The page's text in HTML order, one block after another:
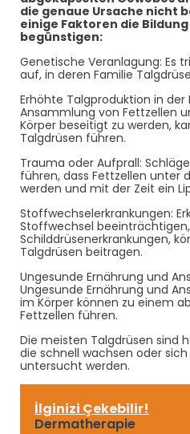
die genaue Ursache nicht
einige Faktoren die
begünstigen:
Genetische Veranlagung: Es
auf, in deren Familie
Erhöhte Talgproduktion in der
Ansammlung von Fettzellen
Körper beseitigt zu werden,
Talgdrüsen führen.
Trauma oder Aufprall:
führen, dass Fettzellen unter
werden und mit der Zeit ein
Stoffwechselerkrankungen:
Stoffwechsel
Schilddrüsenerkrankungen,
Talgdrüsen beitragen.
Ungesunde Ernährung und
Ungesunde Ernährung und
im Körper können zu einem
Fettzellen führen.
Die meisten Talgdrüsen sind
die schnell wachsen oder
untersucht werden.
İlginizi Çekebilir!
Dermatherapie